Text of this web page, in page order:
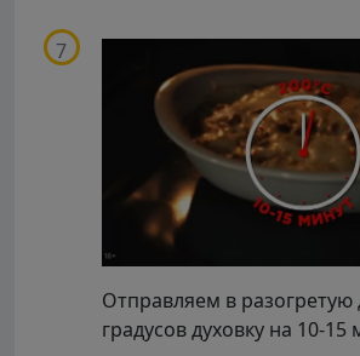
Отправляем в разогретую
градусов духовку на 10-15